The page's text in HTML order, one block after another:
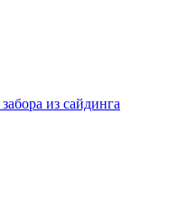
из сайдинга